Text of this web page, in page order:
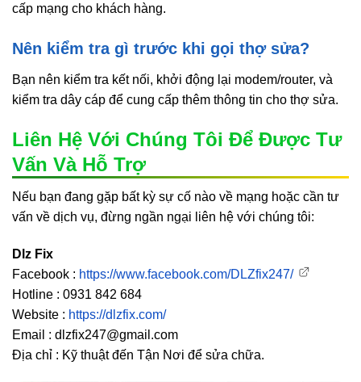
cấp mạng cho khách hàng.
Nên kiểm tra gì trước khi gọi thợ sửa?
Bạn nên kiểm tra kết nối, khởi động lại modem/router, và
kiểm tra dây cáp để cung cấp thêm thông tin cho thợ sửa.
Liên Hệ Với Chúng Tôi Để Được Tư
Vấn Và Hỗ Trợ
Nếu bạn đang gặp bất kỳ sự cố nào về mạng hoặc cần tư
vấn về dịch vụ, đừng ngần ngại liên hệ với chúng tôi:
Dlz Fix
Facebook : https://www.facebook.com/DLZfix247/
Hotline : 0931 842 684
Website : https://dlzfix.com/
Email : dlzfix247@gmail.com
Địa chỉ : Kỹ thuật đến Tận Nơi để sửa chữa.